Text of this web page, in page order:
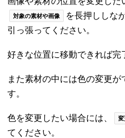
対象の素材や画像
を長押ししな
引っ張ってください。
好きな位置に移動できれば完
また素材の中には色の変更が
す。
色を変更したい場合には、
てください。